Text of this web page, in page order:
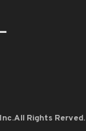
Rights Rerved.